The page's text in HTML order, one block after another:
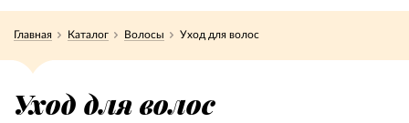
Главная Каталог Волосы Уход для волос
Уход для волос